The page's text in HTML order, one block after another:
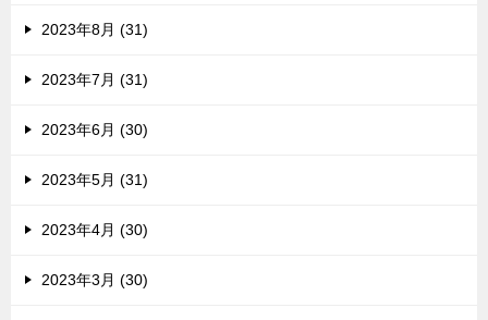
2023年8月 (31)
2023年7月 (31)
2023年6月 (30)
2023年5月 (31)
2023年4月 (30)
2023年3月 (30)